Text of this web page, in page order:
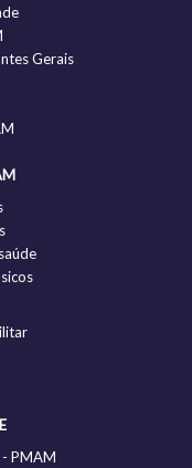
Gerais
PMAM